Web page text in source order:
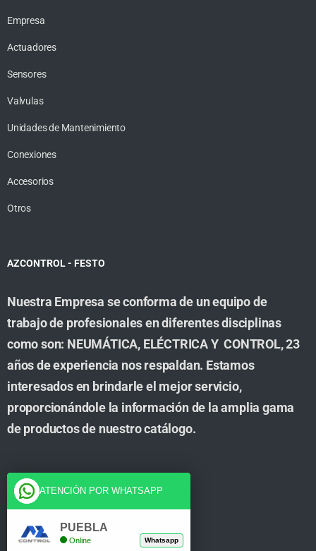
Empresa
Actuadores
Sensores
Valvulas
Unidades de Mantenimiento
Conexiones
Accesorios
Otros
AZCONTROL - FESTO
Nuestra Empresa se conforma de un equipo de
trabajo de profesionales en diferentes disciplinas
como son: NEUMÁTICA, ELÉCTRICA Y CONTROL, 23
años de experiencia nos respaldan. Estamos
interesados en brindarle el mejor servicio,
proporcionándole la información de la amplia gama
de productos de nuestro catálogo.
Cuenta
Tienda
ATENCIÓN POR WHATSAPP
PUEBLA
Online Whatsapp